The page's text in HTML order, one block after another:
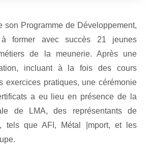
son Programme de Développement,
former avec succès 21 jeunes
de la meunerie. Après une
incluant à la fois des cours
exercices pratiques, une cérémonie
a eu lieu en présence de la
de LMA, des représentants de
tels que AFI, Métal |mport, et les